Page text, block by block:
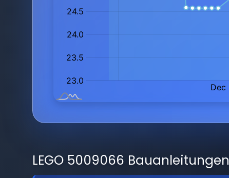
LEGO 5009066 Bauanleitungen